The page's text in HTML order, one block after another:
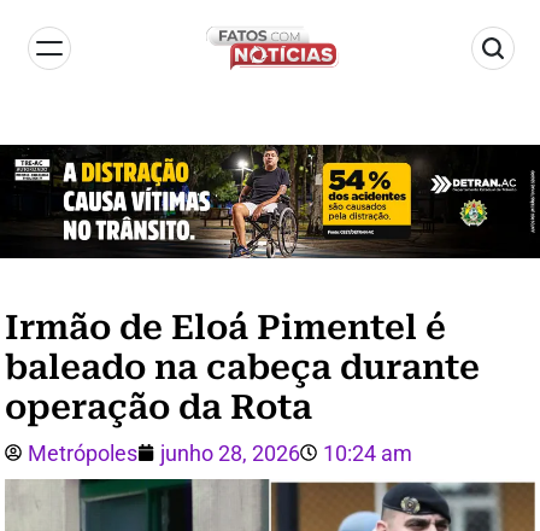
Irmão de Eloá Pimentel é
baleado na cabeça durante
operação da Rota
Metrópoles junho 28, 2026 10:24 am